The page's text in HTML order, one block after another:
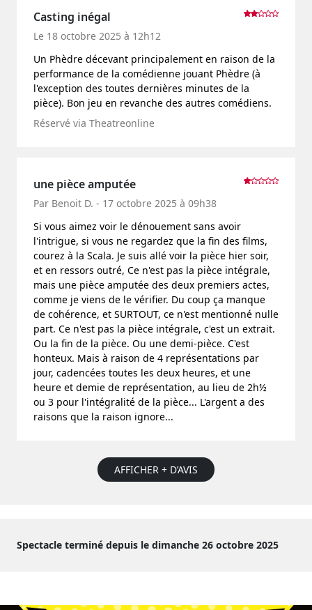
Casting inégal
Le 18 octobre 2025 à 12h12
Un Phèdre décevant principalement en raison de la
performance de la comédienne jouant Phèdre (à
l'exception des toutes dernières minutes de la
pièce). Bon jeu en revanche des autres comédiens.
Réservé via Theatreonline
une pièce amputée
Par Benoit D. - 17 octobre 2025 à 09h38
Si vous aimez voir le dénouement sans avoir
l'intrigue, si vous ne regardez que la fin des films,
courez à la Scala. Je suis allé voir la pièce hier soir,
et en ressors outré, Ce n'est pas la pièce intégrale,
mais une pièce amputée des deux premiers actes,
comme je viens de le vérifier. Du coup ça manque
de cohérence, et SURTOUT, ce n'est mentionné nulle
part. Ce n'est pas la pièce intégrale, c'est un extrait.
Ou la fin de la pièce. Ou une demi-pièce. C'est
honteux. Mais à raison de 4 représentations par
jour, cadencées toutes les deux heures, et une
heure et demie de représentation, au lieu de 2h½
ou 3 pour l'intégralité de la pièce... L'argent a des
raisons que la raison ignore...
AFFICHER + D’AVIS
Spectacle terminé depuis le dimanche 26 octobre 2025